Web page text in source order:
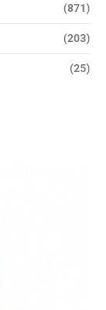
(871)
(203)
(25)